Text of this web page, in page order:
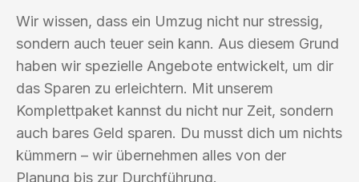
Wir wissen, dass ein Umzug nicht nur stressig,
sondern auch teuer sein kann. Aus diesem Grund
haben wir spezielle Angebote entwickelt, um dir
das Sparen zu erleichtern. Mit unserem
Komplettpaket kannst du nicht nur Zeit, sondern
auch bares Geld sparen. Du musst dich um nichts
kümmern – wir übernehmen alles von der
Planung bis zur Durchführung.